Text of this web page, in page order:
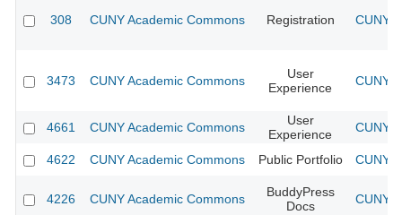
308 CUNY Academic Commons Registration CUNY
3473 CUNY Academic Commons
User
Experience
CUNY
4661 CUNY Academic Commons
User
Experience
CUNY
4622 CUNY Academic Commons Public Portfolio CUNY
4226 CUNY Academic Commons
BuddyPress
Docs
CUNY